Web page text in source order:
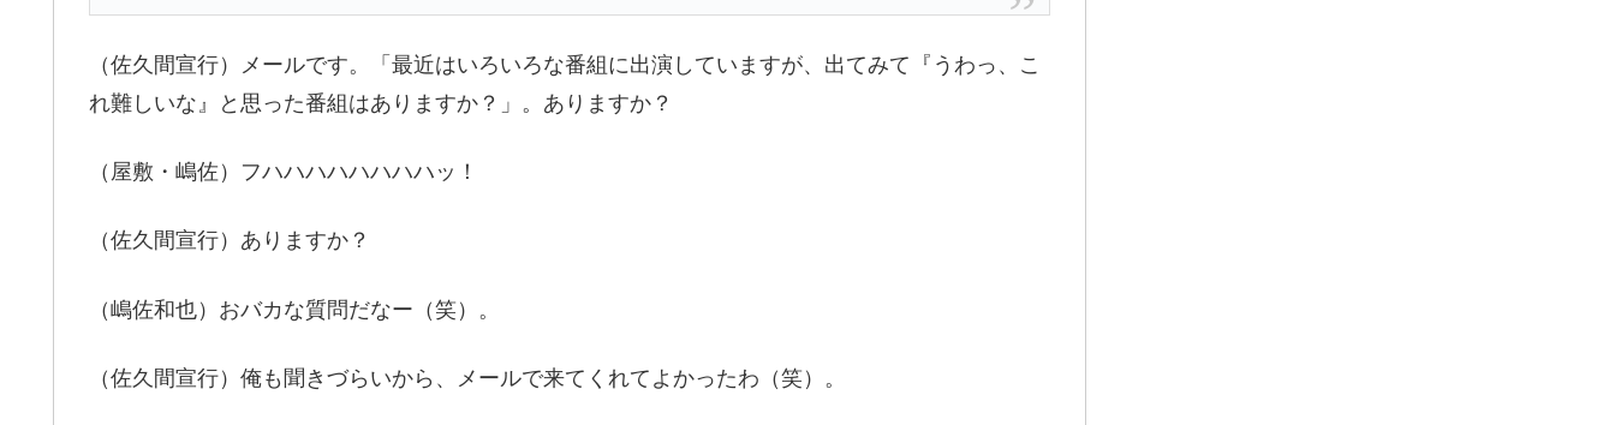
（佐久間宣行）メールです。「最近はいろいろな番組に出演していますが、出てみて『うわっ、こ
れ難しいな』と思った番組はありますか？」。ありますか？
（屋敷・嶋佐）フハハハハハハハハッ！
（佐久間宣行）ありますか？
（嶋佐和也）おバカな質問だなー（笑）。
（佐久間宣行）俺も聞きづらいから、メールで来てくれてよかったわ（笑）。